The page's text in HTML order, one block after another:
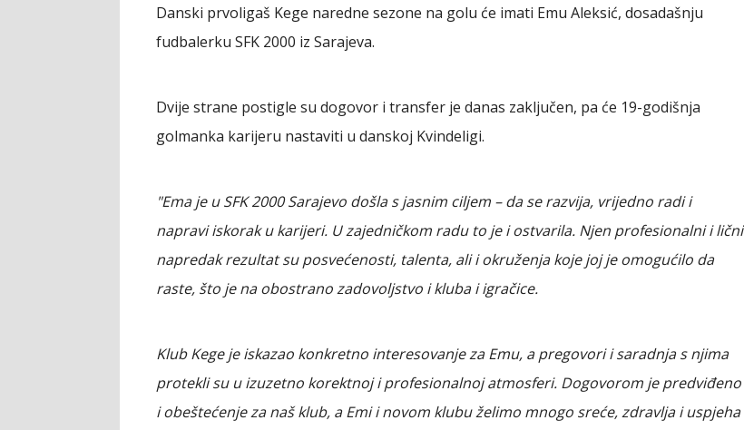
Danski prvoligaš Kege naredne sezone na golu će imati Emu Aleksić, dosadašnju
fudbalerku SFK 2000 iz Sarajeva.
Dvije strane postigle su dogovor i transfer je danas zaključen, pa će 19-godišnja
golmanka karijeru nastaviti u danskoj Kvindeligi.
"Ema je u SFK 2000 Sarajevo došla s jasnim ciljem – da se razvija, vrijedno radi i
napravi iskorak u karijeri. U zajedničkom radu to je i ostvarila. Njen profesionalni i lični
napredak rezultat su posvećenosti, talenta, ali i okruženja koje joj je omogućilo da
raste, što je na obostrano zadovoljstvo i kluba i igračice.
Klub Kege je iskazao konkretno interesovanje za Emu, a pregovori i saradnja s njima
protekli su u izuzetno korektnoj i profesionalnoj atmosferi. Dogovorom je predviđeno
i obeštećenje za naš klub, a Emi i novom klubu želimo mnogo sreće, zdravlja i uspjeha